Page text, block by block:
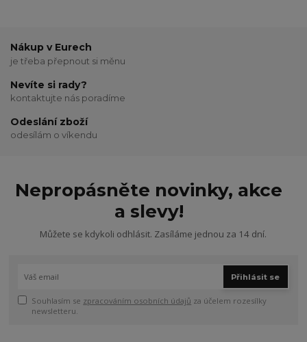
Nákup v Eurech
je třeba přepnout si měnu
Nevíte si rady?
kontaktujte nás poradíme
Odeslání zboží
odesílám o víkendu
Nepropásněte novinky, akce
a slevy!
Můžete se kdykoli odhlásit. Zasíláme jednou za 14 dní.
Přihlásit se
Souhlasím se zpracováním osobních údajů za účelem rozesílky
newsletteru.